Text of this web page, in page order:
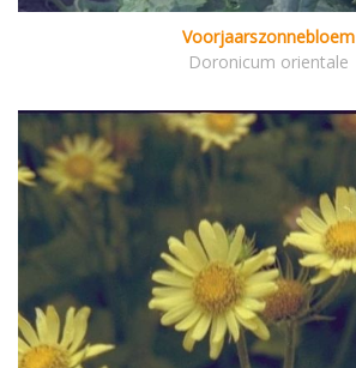
Voorjaarszonnebloem
Doronicum orientale